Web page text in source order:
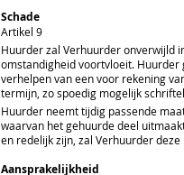
Schade
Artikel 9
Huurder zal Verhuurder onverwijld
omstandigheid voortvloeit. Huurder
verhelpen van een voor rekening
termijn, zo spoedig mogelijk
Huurder neemt tijdig passende
waarvan het gehuurde deel
en redelijk zijn, zal Verhuurder
Aansprakelijkheid